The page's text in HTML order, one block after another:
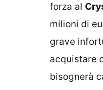
forza al
milioni di
grave
acquistare
bisognerà